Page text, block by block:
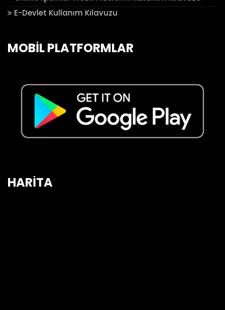
E-Devlet Kullanım Kılavuzu
MOBİL PLATFORMLAR
HARİTA